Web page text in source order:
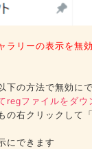
ラリーの表示を無
の方法で無効にで
regファイルをダウ
右クリックして
にできます